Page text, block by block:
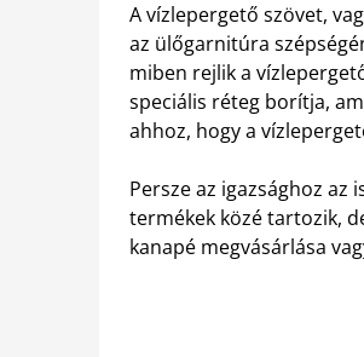
A vízlepergető szövet,
az ülőgarnitúra
miben rejlik a
speciális réteg borítja,
ahhoz, hogy a
Persze az igazsághoz
termékek közé tartozik,
kanapé megvásárlása